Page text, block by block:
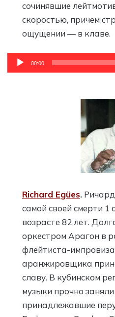
сочинявшие
скоростью, причем
ощущении — в клаве.
Аудиоплеер
00:00
Richard Egües.
самой своей смерти 1
возрасте 82 лет.
оркестром Арагон в
флейтиста-
аранжировщика
славу. В кубинском
музыки прочно
принадлежавшие